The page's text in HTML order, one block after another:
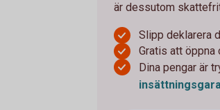
är dessutom
Slipp deklarera
Gratis att öppna
Dina pengar är